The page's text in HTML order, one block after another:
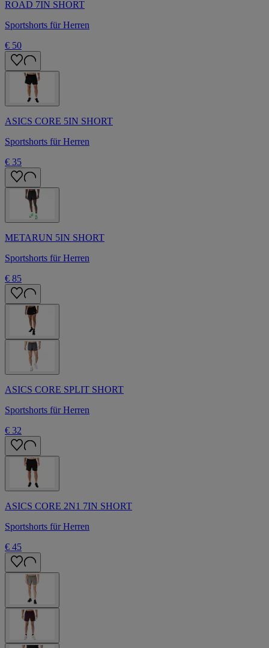
ROAD 7IN SHORT
Sportshorts für Herren
€ 50
ASICS CORE 5IN SHORT
Sportshorts für Herren
€ 35
METARUN 5IN SHORT
Sportshorts für Herren
€ 85
ASICS CORE SPLIT SHORT
Sportshorts für Herren
€ 32
ASICS CORE 2N1 7IN SHORT
Sportshorts für Herren
€ 45